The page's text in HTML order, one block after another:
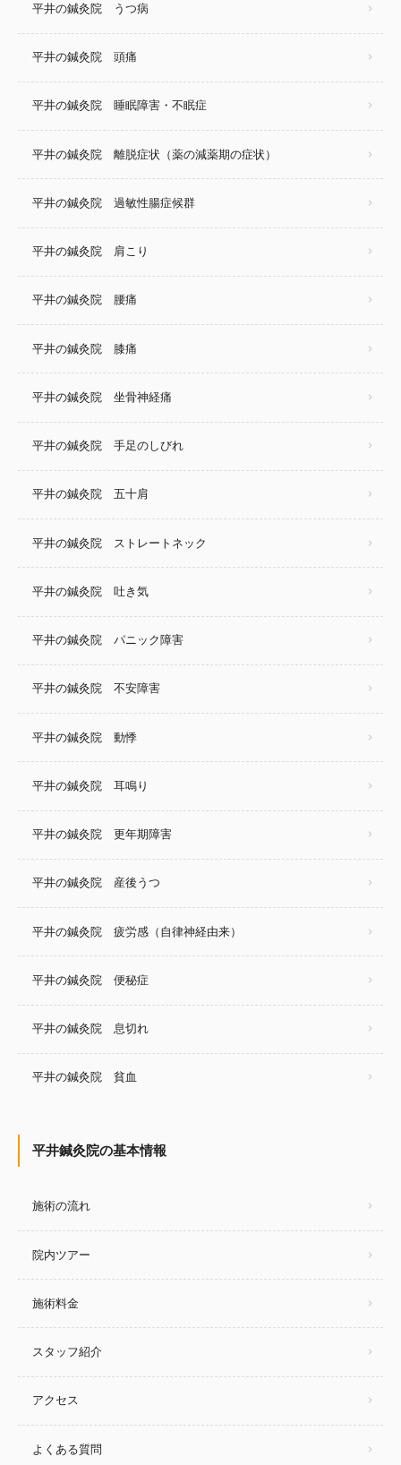
平井の鍼灸院 うつ病
平井の鍼灸院 頭痛
平井の鍼灸院 睡眠障害・不眠症
平井の鍼灸院 離脱症状（薬の減薬期の症状）
平井の鍼灸院 過敏性腸症候群
平井の鍼灸院 肩こり
平井の鍼灸院 腰痛
平井の鍼灸院 膝痛
平井の鍼灸院 坐骨神経痛
平井の鍼灸院 手足のしびれ
平井の鍼灸院 五十肩
平井の鍼灸院 ストレートネック
平井の鍼灸院 吐き気
平井の鍼灸院 パニック障害
平井の鍼灸院 不安障害
平井の鍼灸院 動悸
平井の鍼灸院 耳鳴り
平井の鍼灸院 更年期障害
平井の鍼灸院 産後うつ
平井の鍼灸院 疲労感（自律神経由来）
平井の鍼灸院 便秘症
平井の鍼灸院 息切れ
平井の鍼灸院 貧血
平井鍼灸院の基本情報
施術の流れ
院内ツアー
施術料金
スタッフ紹介
アクセス
よくある質問